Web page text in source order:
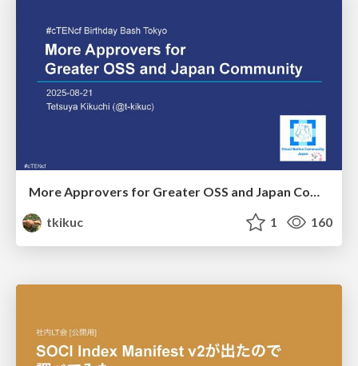
More Approvers for Greater OSS and Japan Community
tkikuc
1 160